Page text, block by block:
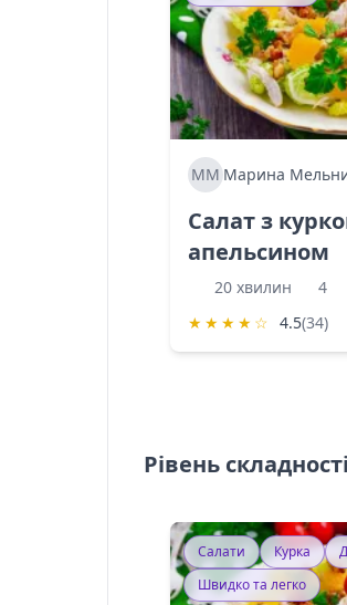
ММ Марина
Салат з
апельсином
20 хвилин
4
★ ★ ★ ★ ☆ 4.5(34)
Рівень складності
Салати Курка
Швидко та легко